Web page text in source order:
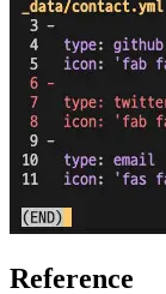
Reference